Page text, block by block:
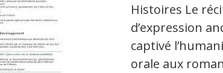
Histoires Le
d’expression
captivé
orale aux